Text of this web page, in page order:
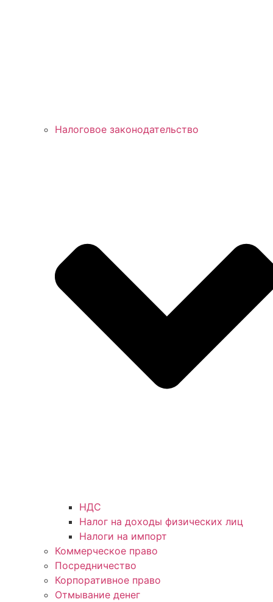
Налоговое законодательство
НДС
Налог на доходы физических лиц
Налоги на импорт
Коммерческое право
Посредничество
Корпоративное право
Отмывание денег